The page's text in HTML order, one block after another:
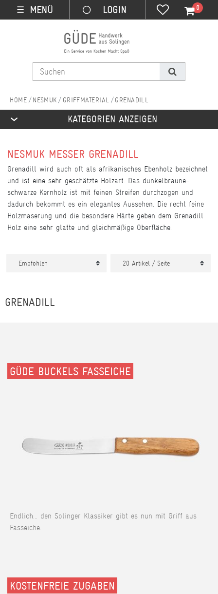
☰ MENÜ 0
NESMUK GRIFFMATERIAL GRENADILL
KATEGORIEN ANZEIGEN
NESMUK MESSER GRENADILL
Grenadill wird auch oft als afrikanisches Ebenholz bezeichnet
und ist eine sehr geschätzte Holzart. Das dunkelbraune-
schwarze Kernholz ist mit feinen Streifen durchzogen und
dadurch bekommt es ein elegantes Aussehen. Die recht feine
Holzmaserung und die besondere Härte geben dem Grenadill
Holz eine sehr glatte und gleichmäßige Oberfläche.
GRENADILL
GÜDE BUCKELS FASSEICHE
Endlich... den Solinger Klassiker gibt es nun mit Griff aus
Fasseiche.
KOSTENFREIE ZUGABEN